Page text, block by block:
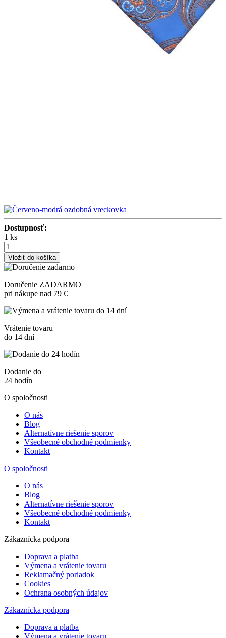
Dostupnosť:
1 ks
Vložiť do košíka
Doručenie ZADARMO
pri nákupe nad 79 €
Vrátenie tovaru
do 14 dní
Dodanie do
24 hodín
O spoločnosti
O nás
Blog
Alternatívne riešenie sporov
Všeobecné obchodné podmienky
Kontakt
O spoločnosti
O nás
Blog
Alternatívne riešenie sporov
Všeobecné obchodné podmienky
Kontakt
Zákaznícka podpora
Doprava a platba
Výmena a vrátenie tovaru
Reklamačný poriadok
Cookies
Ochrana osobných údajov
Zákaznícka podpora
Doprava a platba
Výmena a vrátenie tovaru